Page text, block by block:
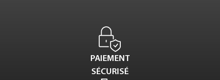
PAIEMENT
SÉCURISÉ